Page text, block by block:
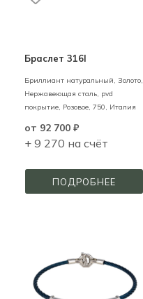
Браслет 316l
Бриллиант натуральный, Золото,
Нержавеющая сталь, pvd
покрытие, Розовое, 750, Италия
от 92 700 ₽
+ 9 270 на счёт
ПОДРОБНЕЕ